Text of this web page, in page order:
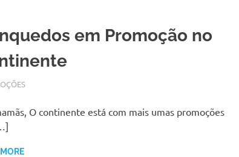
em Promoção no
13, 2017
O continente está com mais umas promoções